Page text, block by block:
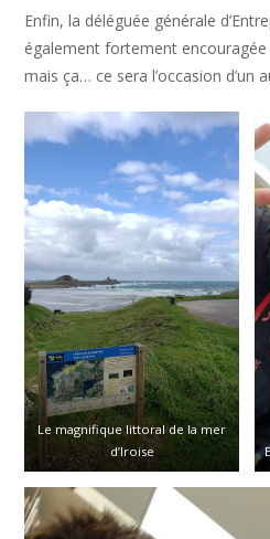
Enfin, la déléguée générale
également fortement
mais ça… ce sera l’occasion d’un
Le magnifique littoral de la mer
d’Iroise